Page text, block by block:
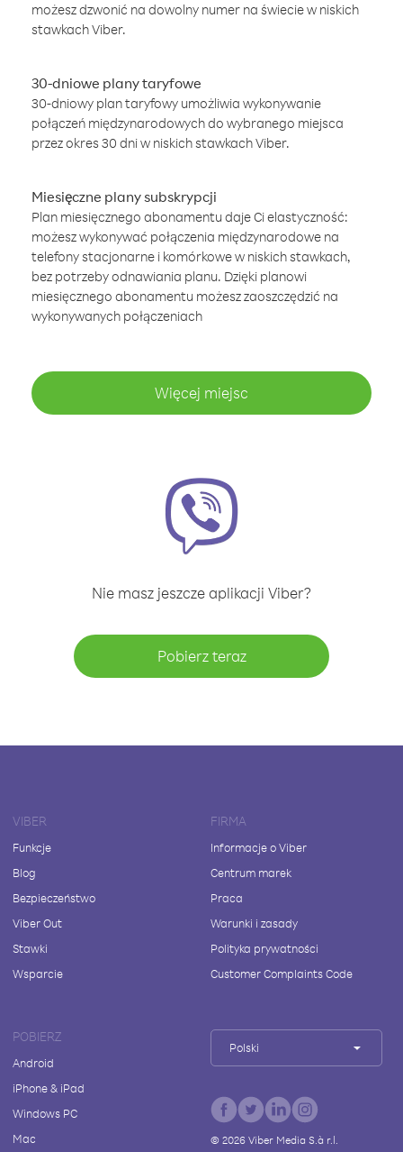
możesz dzwonić na dowolny numer na świecie w niskich
stawkach Viber.
30-dniowe plany taryfowe
30-dniowy plan taryfowy umożliwia wykonywanie
połączeń międzynarodowych do wybranego miejsca
przez okres 30 dni w niskich stawkach Viber.
Miesięczne plany subskrypcji
Plan miesięcznego abonamentu daje Ci elastyczność:
możesz wykonywać połączenia międzynarodowe na
telefony stacjonarne i komórkowe w niskich stawkach,
bez potrzeby odnawiania planu. Dzięki planowi
miesięcznego abonamentu możesz zaoszczędzić na
wykonywanych połączeniach
Więcej miejsc
Nie masz jeszcze aplikacji Viber?
Pobierz teraz
VIBER
Funkcje
Blog
Bezpieczeństwo
Viber Out
Stawki
Wsparcie
FIRMA
Informacje o Viber
Centrum marek
Praca
Warunki i zasady
Polityka prywatności
Customer Complaints Code
POBIERZ
Android
iPhone & iPad
Windows PC
Mac
Polski
© 2026Viber Media S.à r.l.